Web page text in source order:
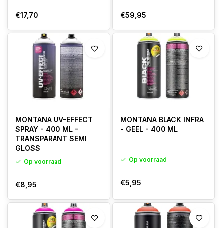
€17,70 €59,95
MONTANA UV-EFFECT
SPRAY - 400 ML -
TRANSPARANT SEMI
GLOSS
Op voorraad
€8,95
MONTANA BLACK INFRA
- GEEL - 400 ML
Op voorraad
€5,95